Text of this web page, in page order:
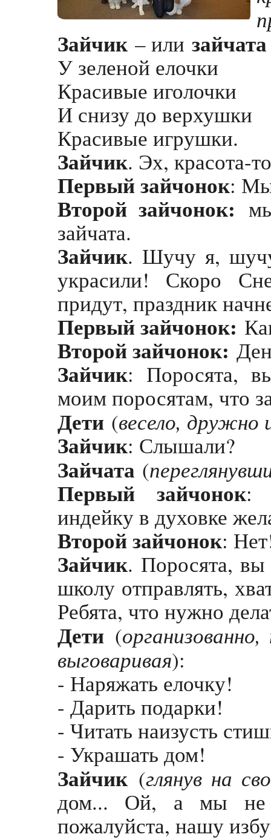
Зайчик – или зайчата
У зеленой елочки
Красивые иголочки
И снизу до верхушки
Красивые игрушки.
Зайчик. Эх, красота-
Первый зайчонок: Мы
Второй зайчонок:
зайчата.
Зайчик. Шучу я,
украсили! Скоро
придут, праздник
Первый зайчонок:
Второй зайчонок:
Зайчик: Поросята,
моим поросятам, что
Дети (весело, дружно
Зайчик: Слышали?
Зайчата (
Первый зайчонок:
индейку в духовке
Второй зайчонок:
Зайчик. Поросята, вы
школу отправлять,
Ребята, что нужно
Дети (
выговаривая):
- Наряжать елочку!
- Дарить подарки!
- Читать наизусть
- Украшать дом!
Зайчик(глянув на
дом... Ой, а мы не
пожалуйста, нашу